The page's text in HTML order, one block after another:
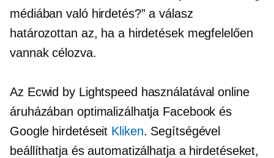
médiában való hirdetés?” a válasz
határozottan az, ha a hirdetések megfelelően
vannak célozva.
Az Ecwid by Lightspeed használatával online
áruházában optimalizálhatja Facebook és
Google hirdetéseit Kliken. Segítségével
beállíthatja és automatizálhatja a hirdetéseket,